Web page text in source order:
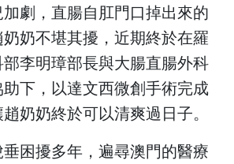
劇，直腸自肛門口掉出來的
奶不堪其擾，近期終於在羅
李明璋部長與大腸直腸外科
下，以達文西微創手術完成
奶奶終於可以清爽過日子。
困擾多年，遍尋澳門的醫療